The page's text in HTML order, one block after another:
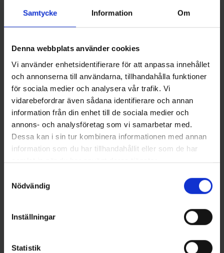
Samtycke Information Om
Denna webbplats använder cookies
Vi använder enhetsidentifierare för att anpassa innehållet
och annonserna till användarna, tillhandahålla funktioner
för sociala medier och analysera vår trafik. Vi
vidarebefordrar även sådana identifierare och annan
information från din enhet till de sociala medier och
annons- och analysföretag som vi samarbetar med.
Dessa kan i sin tur kombinera informationen med annan
information som du har tillhandahållit eller som de har
samlat in när du har använt deras tjänster.
Nödvändig
Inställningar
Statistik
Mieko Smolt 13gr - GrönMört
Mieko Smolt 13gr - Midnight Sun